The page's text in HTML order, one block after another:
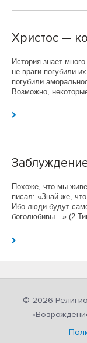
Христос —
История знает
не враги погубили
погубили
Возможно,
Похоже, что мы
писал: «Знай же,
Ибо люди будут
боголюбивы…» (2
© 2026